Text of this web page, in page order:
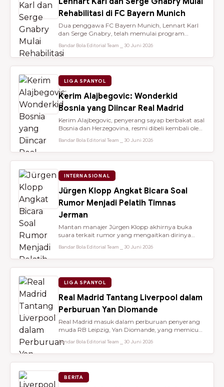
Rehabilitasi di FC Bayern Munich
Dua penggawa FC Bayern Munich, Lennart Karl
dan Serge Gnabry, telah memulai program
Bandar Bola Editorial Team ⎯ 30 Juni 2026
LIGA SPANYOL
Kerim Alajbegovic: Wonderkid
Bosnia yang Diincar Real Madrid
Kerim Alajbegovic, penyerang sayap berbakat asal
Bosnia dan Herzegovina, resmi dibeli kembali oleh
Bandar Bola Editorial Team ⎯ 30 Juni 2026
INTERNASIONAL
Jürgen Klopp Angkat Bicara Soal
Rumor Menjadi Pelatih Timnas
Jerman
Mantan manajer Jürgen Klopp akhirnya buka
suara terkait rumor yang mengaitkan dirinya
Bandar Bola Editorial Team ⎯ 30 Juni 2026
LIGA SPANYOL
Real Madrid Tantang Liverpool dalam
Perburuan Yan Diomande
Real Madrid masuk dalam perburuan penyerang
muda RB Leipzig, Yan Diomande, yang memicu
Bandar Bola Editorial Team ⎯ 30 Juni 2026
BERITA